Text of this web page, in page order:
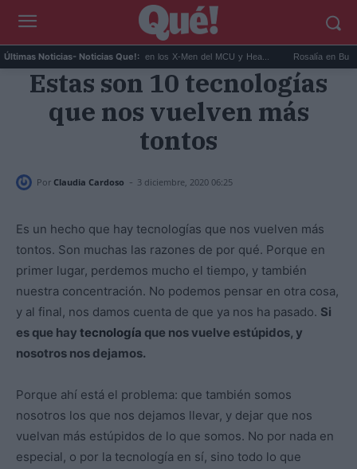
Últimas Noticias- Noticias Que!:
Kit Connor será Cíclope en los X-Men del MCU y Hea... Rosalía en Buenos
Estas son 10 tecnologías
que nos vuelven más
tontos
Por Claudia Cardoso - 3 diciembre, 2020 06:25
Es un hecho que hay tecnologías que nos vuelven más
tontos. Son muchas las razones de por qué. Porque en
primer lugar, perdemos mucho el tiempo, y también
nuestra concentración. No podemos pensar en otra cosa,
y al final, nos damos cuenta de que ya nos ha pasado. Si
es que hay tecnología que nos vuelve estúpidos, y
nosotros nos dejamos.
Porque ahí está el problema: que también somos
nosotros los que nos dejamos llevar, y dejar que nos
vuelvan más estúpidos de lo que somos. No por nada en
especial, o por la tecnología en sí, sino todo lo que